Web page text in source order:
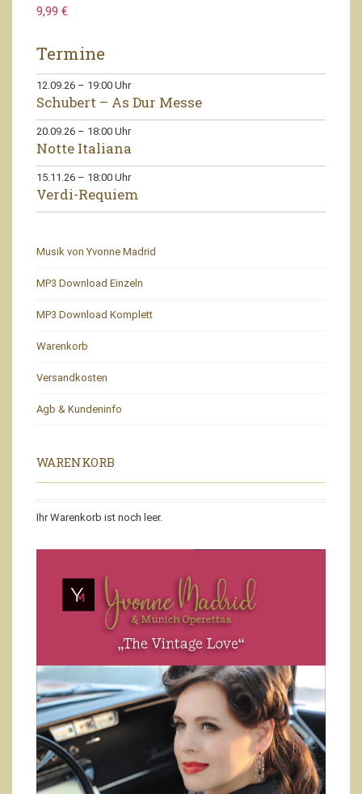
9,99 €
Termine
12.09.26 – 19:00 Uhr
Schubert – As Dur Messe
20.09.26 – 18:00 Uhr
Notte Italiana
15.11.26 – 18:00 Uhr
Verdi-Requiem
Musik von Yvonne Madrid
MP3 Download Einzeln
MP3 Download Komplett
Warenkorb
Versandkosten
Agb & Kundeninfo
WARENKORB
Ihr Warenkorb ist noch leer.